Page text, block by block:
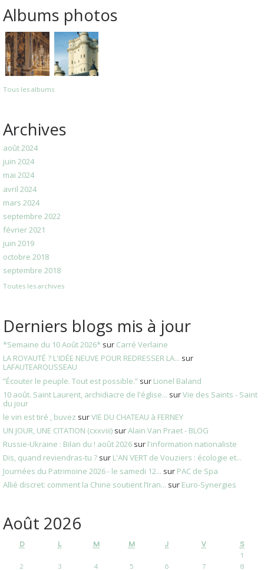
Albums photos
Tous les albums
Archives
août 2024
juin 2024
mai 2024
avril 2024
mars 2024
septembre 2022
février 2021
juin 2019
octobre 2018
septembre 2018
Toutes les archives
Derniers blogs mis à jour
*Semaine du 10 Août 2026* sur Carré Verlaine
LA ROYAUTÉ ? L'IDÉE NEUVE POUR REDRESSER LA... sur
LAFAUTEAROUSSEAU
”Écouter le peuple. Tout est possible.” sur Lionel Baland
10 août. Saint Laurent, archidiacre de l'église... surVie des Saints - Saint
du jour
le vin est tiré , buvez surVIE DU CHATEAU à FERNEY
UN JOUR, UNE CITATION (cxxviii) surAlain Van Praet - BLOG
Russie-Ukraine : Bilan du ! août 2026 sur l'information nationaliste
Dis, quand reviendras-tu ? sur L'AN VERT de Vouziers : écologie et...
Journées du Patrimoine 2026 - le samedi 12... sur PAC de Spa
Allié discret: comment la Chine soutient l’Iran... sur Euro-Synergies
Août 2026
D L M M J V
S
1
2
3 4 5 6 7 8